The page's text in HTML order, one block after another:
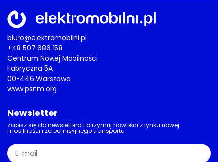
biuro@elektromobilni.pl
+48 507 686 158
Centrum Nowej Mobilności
Fabryczna 5A
00-446 Warszawa
www.psnm.org
Newsletter
Zapisz się do newslettera i otrzymuj nowości z rynku nowej
mobilności i zeroemisyjnego transportu